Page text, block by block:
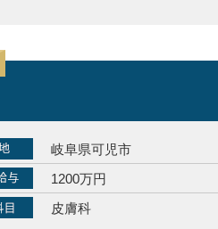
岐阜県可児市
1200万円
皮膚科